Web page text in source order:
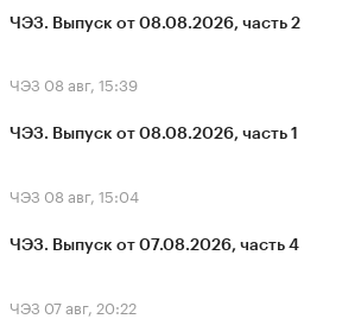
ЧЭЗ. Выпуск от 08.08.2026, часть 2
ЧЭЗ 08 авг, 15:39
ЧЭЗ. Выпуск от 08.08.2026, часть 1
ЧЭЗ 08 авг, 15:04
ЧЭЗ. Выпуск от 07.08.2026, часть 4
ЧЭЗ 07 авг, 20:22